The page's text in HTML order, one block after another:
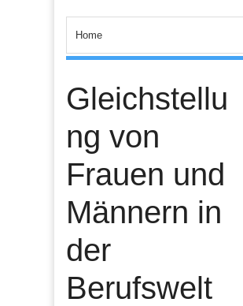
Gleichstellu
ng von
Frauen und
Männern in
der
Berufswelt